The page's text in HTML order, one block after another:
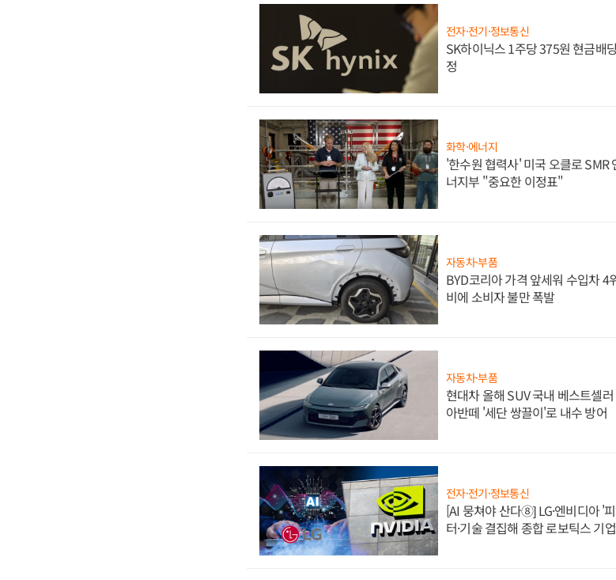
전자·전기·정보통신
SK하이닉스 1주당 375원 현금배
정
화학·에너지
'한수원 협력사' 미국 오클로 SMR
너지부 "중요한 이정표"
자동차·부품
BYD코리아 가격 앞세워 수입차 4
비에 소비자 불만 폭발
자동차·부품
현대차 올해 SUV 국내 베스트셀
아반떼 '세단 쌍끌이'로 내수 방어
전자·전기·정보통신
[AI 뭉쳐야 산다⑧] LG·엔비디아 '
터·기술 결집해 종합 로보틱스 기